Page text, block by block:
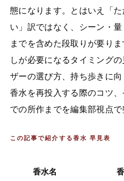
態になります。とはいえ「
い」訳ではなく、シーン・
までを含めた段取りが要り
しが必要になるタイミング
ザーの選び方、持ち歩きに
香水を再投入する際のコツ
での所作までを編集部視点で
この記事で紹介する香水 早見表
香水名